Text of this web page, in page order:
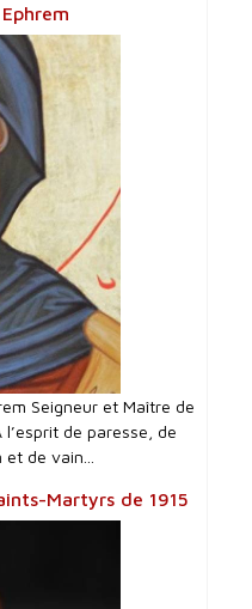
Seigneur et Maître de
de paresse, de
de vain...
Martyrs de 1915